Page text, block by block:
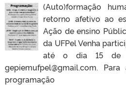
(Auto)formação
retorno afetivo ao
Ação de ensino
da UFPel Venha
até o dia 15 de
gepiemufpel@gmail.com.
programação